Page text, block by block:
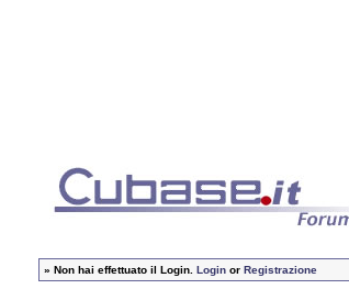
» Non hai effettuato il Login. Login or Registrazione